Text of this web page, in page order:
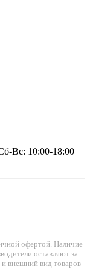
Вс: 10:00-18:00
офертой. Наличие
оставляют за
и внешний вид товаров